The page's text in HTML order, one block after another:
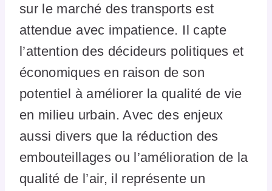
sur le marché des transports est
attendue avec impatience. Il capte
l’attention des décideurs politiques et
économiques en raison de son
potentiel à améliorer la qualité de vie
en milieu urbain. Avec des enjeux
aussi divers que la réduction des
embouteillages ou l’amélioration de la
qualité de l’air, il représente un